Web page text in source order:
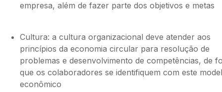
empresa, além de fazer parte dos objetivos e metas
Cultura: a cultura organizacional deve atender aos
princípios da economia circular para resolução de
problemas e desenvolvimento de competências, de
que os colaboradores se identifiquem com este
econômico